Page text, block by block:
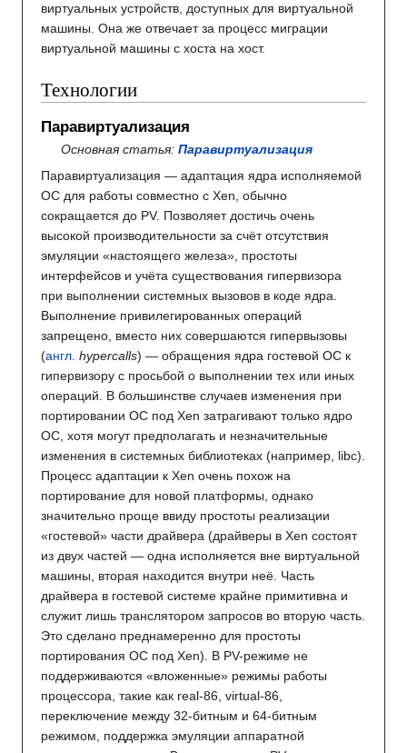
виртуальных устройств, доступных для виртуальной
машины. Она же отвечает за процесс миграции
виртуальной машины с хоста на хост.
Технологии
Паравиртуализация
Основная статья:Паравиртуализация
Паравиртуализация — адаптация ядра исполняемой
ОС для работы совместно с Xen, обычно
сокращается до PV. Позволяет достичь очень
высокой производительности за счёт отсутствия
эмуляции «настоящего железа», простоты
интерфейсов и учёта существования гипервизора
при выполнении системных вызовов в коде ядра.
Выполнение привилегированных операций
запрещено, вместо них совершаются гипервызовы
(англ. hypercalls) — обращения ядра гостевой ОС к
гипервизору с просьбой о выполнении тех или иных
операций. В большинстве случаев изменения при
портировании ОС под Xen затрагивают только ядро
ОС, хотя могут предполагать и незначительные
изменения в системных библиотеках (например, libc).
Процесс адаптации к Xen очень похож на
портирование для новой платформы, однако
значительно проще ввиду простоты реализации
«гостевой» части драйвера (драйверы в Xen состоят
из двух частей — одна исполняется вне виртуальной
машины, вторая находится внутри неё. Часть
драйвера в гостевой системе крайне примитивна и
служит лишь транслятором запросов во вторую часть.
Это сделано преднамеренно для простоты
портирования ОС под Xen). В PV-режиме не
поддерживаются «вложенные» режимы работы
процессора, такие как real-86, virtual-86,
переключение между 32-битным и 64-битным
режимом, поддержка эмуляции аппаратной